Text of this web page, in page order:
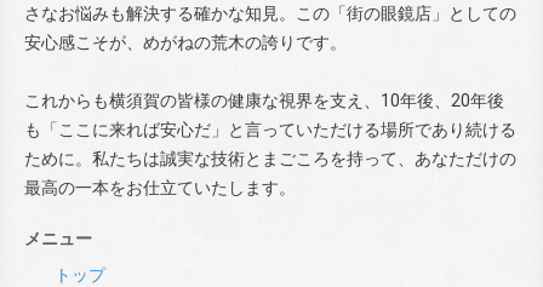
さなお悩みも解決する確かな知見。この「街の眼鏡店」としての
安心感こそが、めがねの荒木の誇りです。
これからも横須賀の皆様の健康な視界を支え、10年後、20年後
も「ここに来れば安心だ」と言っていただける場所であり続ける
ために。私たちは誠実な技術とまごころを持って、あなただけの
最高の一本をお仕立ていたします。
メニュー
トップ